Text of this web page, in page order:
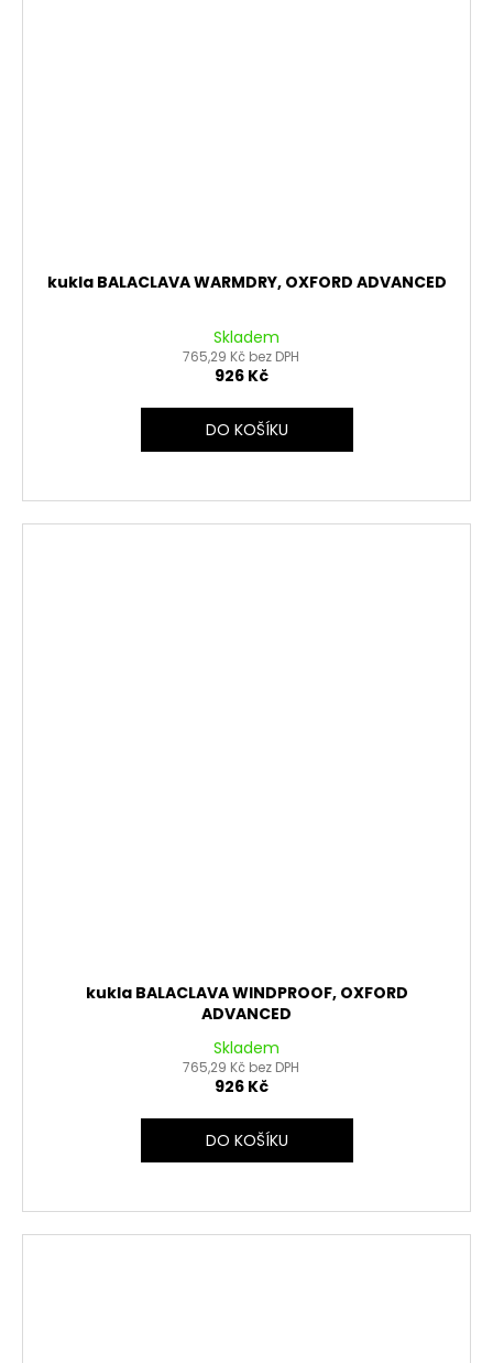
kukla BALACLAVA WARMDRY, OXFORD ADVANCED
Skladem
765,29 Kč bez DPH
926 Kč
DO KOŠÍKU
kukla BALACLAVA WINDPROOF, OXFORD
ADVANCED
Skladem
765,29 Kč bez DPH
926 Kč
DO KOŠÍKU